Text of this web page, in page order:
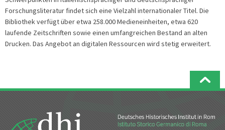
Forschungsliteratur findet sich eine Vielzahl internationaler Titel. Die
Bibliothek verfügt über etwa 258.000 Medieneinheiten, etwa 620
laufende Zeitschriften sowie einen umfangreichen Bestand an alten
Drucken. Das Angebot an digitalen Ressourcen wird stetig erweitert.